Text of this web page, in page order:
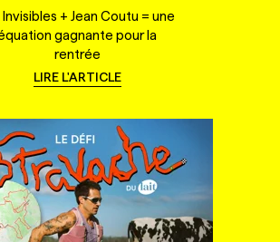
Invisibles + Jean Coutu = une
gagnante pour la
rentrée
LIRE L'ARTICLE